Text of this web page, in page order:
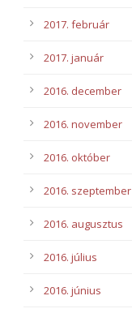
2017. február
2017. január
2016. december
2016. november
2016. október
2016. szeptember
2016. augusztus
2016. július
2016. június